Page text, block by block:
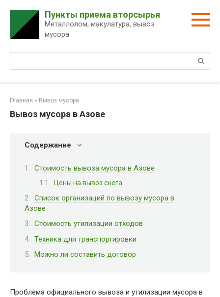
контенту
Пункты приема вторсырья
Металлолом, макулатура, вывоз
мусора
Главная » Вывоз мусора
Вывоз мусора в Азове
Содержание
Стоимость вывоза мусора в Азове
Цены на вывоз снега
Список организаций по вывозу мусора в
Азове
Стоимость утилизации отходов
Техника для транспортировки
Можно ли составить договор
Проблема официального вывоза и утилизации мусора в